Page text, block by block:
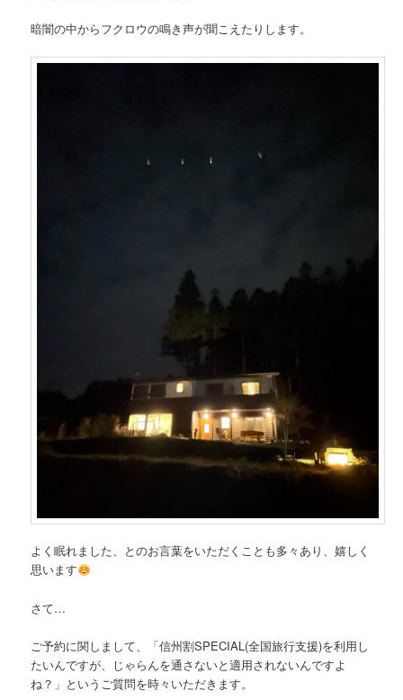
暗闇の中からフクロウの鳴き声が聞こえたりします。
よく眠れました、とのお言葉をいただくことも多々あり、嬉しく
思います
さて…
ご予約に関しまして、「信州割SPECIAL(全国旅行支援)を利用し
たいんですが、じゃらんを通さないと適用されないんですよ
ね？」というご質問を時々いただきます。